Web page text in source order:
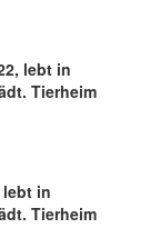
lebt in
Tierheim
lebt in
Tierheim